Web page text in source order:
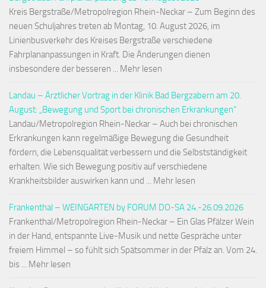
Kreis Bergstraße/Metropolregion Rhein-Neckar – Zum Beginn des
neuen Schuljahres treten ab Montag, 10. August 2026, im
Linienbusverkehr des Kreises Bergstraße verschiedene
Fahrplananpassungen in Kraft. Die Änderungen dienen
insbesondere der besseren ... Mehr lesen
Landau – Ärztlicher Vortrag in der Klinik Bad Bergzabern am 20.
August: „Bewegung und Sport bei chronischen Erkrankungen“
Landau/Metropolregion Rhein-Neckar – Auch bei chronischen
Erkrankungen kann regelmäßige Bewegung die Gesundheit
fördern, die Lebensqualität verbessern und die Selbstständigkeit
erhalten. Wie sich Bewegung positiv auf verschiedene
Krankheitsbilder auswirken kann und ... Mehr lesen
Frankenthal – WEINGARTEN by FORUM DO-SA 24.-26.09.2026
Frankenthal/Metropolregion Rhein-Neckar – Ein Glas Pfälzer Wein
in der Hand, entspannte Live-Musik und nette Gespräche unter
freiem Himmel – so fühlt sich Spätsommer in der Pfalz an. Vom 24.
bis ... Mehr lesen